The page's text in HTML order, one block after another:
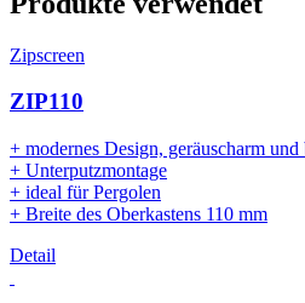
Zipscreen
ZIP110
+ modernes Design, geräuscharm und
+ Unterputzmontage
+ ideal für Pergolen
+ Breite des Oberkastens 110 mm
Detail